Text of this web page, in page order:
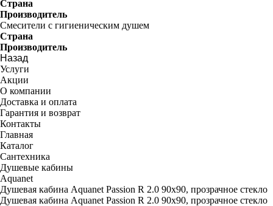
Страна
Производитель
Смесители с гигиеническим душем
Страна
Производитель
Назад
Услуги
Акции
О компании
Доставка и оплата
Гарантия и возврат
Контакты
Главная
Каталог
Сантехника
Душевые кабины
Aquanet
Душевая кабина Aquanet Passion R 2.0 90x90, прозрачное стекло
Душевая кабина Aquanet Passion R 2.0 90x90, прозрачное стекло